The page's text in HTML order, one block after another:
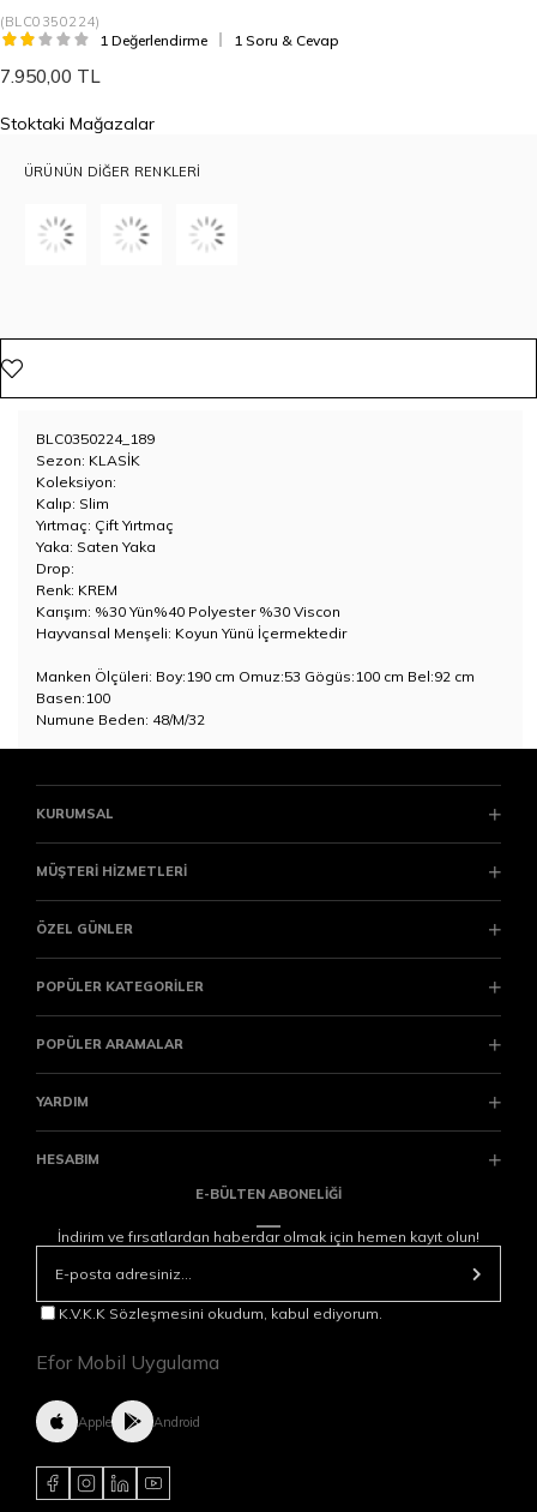
(BLC0350224)
1 Değerlendirme 1 Soru & Cevap
7.950,00 TL
Stoktaki Mağazalar
ÜRÜNÜN DIĞER RENKLERI
BLC0350224_189
Sezon: KLASİK
Koleksiyon:
Kalıp: Slim
Yırtmaç: Çift Yırtmaç
Yaka: Saten Yaka
Drop:
Renk: KREM
Karışım: %30 Yün%40 Polyester %30 Viscon
Hayvansal Menşeli: Koyun Yünü İçermektedir
Manken Ölçüleri: Boy:190 cm Omuz:53 Gögüs:100 cm Bel:92 cm
Basen:100
Numune Beden: 48/M/32
KURUMSAL
MÜŞTERİ HİZMETLERİ
ÖZEL GÜNLER
POPÜLER KATEGORİLER
POPÜLER ARAMALAR
YARDIM
HESABIM
E-BÜLTEN ABONELİĞİ
İndirim ve fırsatlardan haberdar olmak için hemen kayıt olun!
K.V.K.K Sözleşmesini okudum, kabul ediyorum.
Efor Mobil Uygulama
Apple Android